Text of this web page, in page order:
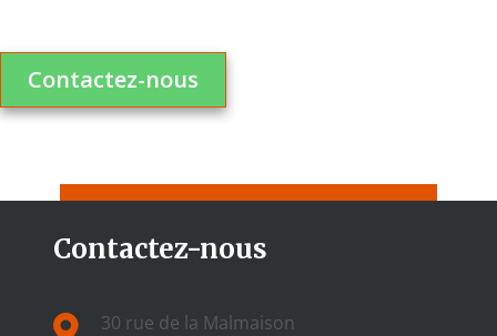
Contactez-nous
Contactez-nous
30 rue de la Malmaison